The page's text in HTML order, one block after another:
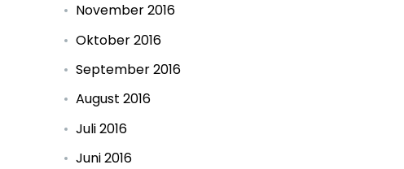
November 2016
Oktober 2016
September 2016
August 2016
Juli 2016
Juni 2016